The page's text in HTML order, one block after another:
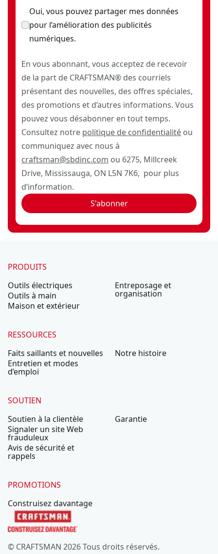
Oui, vous pouvez partager mes données
pour l’amélioration des publicités
numériques.
En vous abonnant, vous acceptez de recevoir
de la part de CRAFTSMAN® des courriels
présentant des nouvelles, des offres spéciales,
des promotions et d’autres informations. Vous
pouvez vous désabonner en tout temps.
Consultez notre politique de confidentialité ou
communiquez avec nous à
craftsman@sbdinc.com ou 6275, Millcreek
Drive, Mississauga, ON L5N 7K6, pour plus
d’information.
S'abonner
PRODUITS
Outils électriques
Outils à main
Maison et extérieur
Entreposage et
organisation
RESSOURCES
Faits saillants et nouvelles
Entretien et modes
d’emploi
Notre histoire
SOUTIEN
Soutien à la clientèle
Signaler un site Web
frauduleux
Avis de sécurité et
rappels
Garantie
PROMOTIONS
Construisez davantage
© CRAFTSMAN 2026 Tous droits réservés.